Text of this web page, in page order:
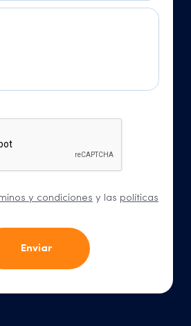
y condiciones y las políticas
Enviar